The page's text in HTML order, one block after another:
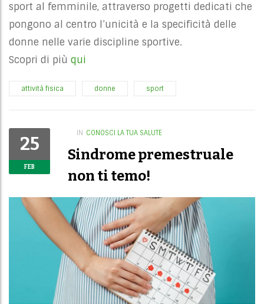
sport al femminile, attraverso progetti dedicati che
pongono al centro l’unicità e la specificità delle
donne nelle varie discipline sportive.
Scopri di più qui
attività fisica donne sport
25
FEB
IN CONOSCI LA TUA SALUTE
Sindrome premestruale
non ti temo!